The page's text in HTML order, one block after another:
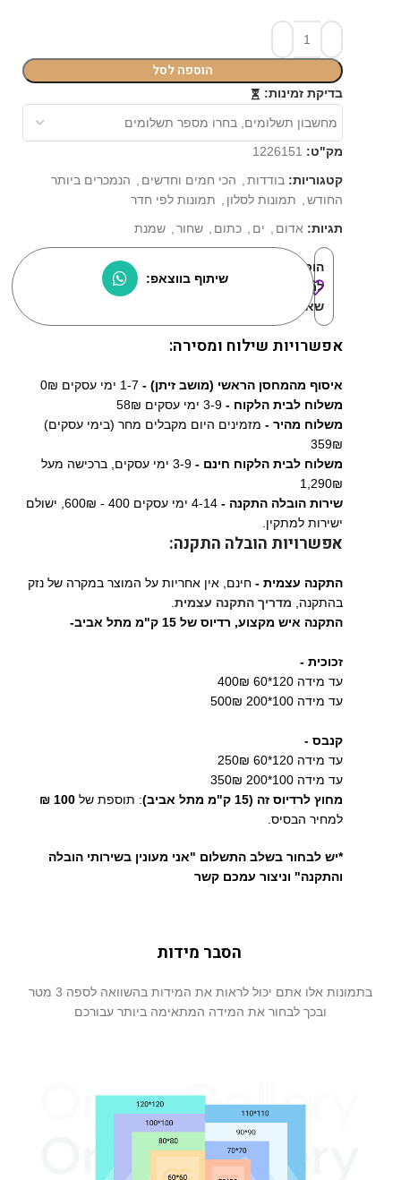
הוספה לסל
בדיקת זמינות: ⏳
מק"ט: 1226151
קטגוריות: בודדות הכי חמים וחדשים
הנמכרים ביותר
החודש
תמונות לסלון
תמונות לפי חדר
תגיות: אדום ים כתום שחור שמנת
הוסף
למוצרים
שאהבתי:
שיתוף בווצאפ:
אפשרויות שילוח ומסירה:
איסוף מהמחסן הראשי (מושב זיתן) -
משלוח לבית הלקוח - 3-9 ימי עסקים 58₪
משלוח מהיר - מזמינים היום מקבלים מחר (בימי עסקים)
359₪
משלוח לבית הלקוח חינם -
3-9 ימי עסקים, ברכישה מעל
1,290₪
שירות הובלה התקנה -
4-14 ימי עסקים 400 - 600₪, ישולם
ישירות למתקין.
אפשרויות הובלה התקנה:
התקנה עצמית - חינם, אין אחריות על המוצר במקרה של נזק
בהתקנה, מדריך התקנה עצמית
התקנה איש מקצוע, רדיוס של 15 ק"מ מתל אביב-
זכוכית -
עד מידה 120*60 400₪
עד מידה 100*200 500₪
קנבס -
עד מידה 120*60 250₪
עד מידה 100*200 350₪
מחוץ לרדיוס זה (15 ק"מ מתל אביב)
: תוספת של 100 ₪
למחיר הבסיס.
*יש לבחור בשלב התשלום "אני מעונין בשירותי הובלה
והתקנה" וניצור עמכם קשר
הסבר מידות
בתמונות אלו אתם יכול לראות את המידות בהשוואה לספה 3 מטר
ובכך לבחור את המידה המתאימה ביותר עבורכם